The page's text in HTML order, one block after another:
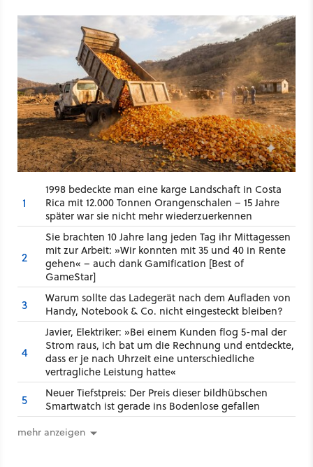
1
1998 bedeckte man eine karge Landschaft in Costa
Rica mit 12.000 Tonnen Orangenschalen – 15 Jahre
später war sie nicht mehr wiederzuerkennen
2
Sie brachten 10 Jahre lang jeden Tag ihr Mittagessen
mit zur Arbeit: »Wir konnten mit 35 und 40 in Rente
gehen« – auch dank Gamification [Best of
GameStar]
3
Warum sollte das Ladegerät nach dem Aufladen von
Handy, Notebook & Co. nicht eingesteckt bleiben?
4
Javier, Elektriker: »Bei einem Kunden flog 5-mal der
Strom raus, ich bat um die Rechnung und entdeckte,
dass er je nach Uhrzeit eine unterschiedliche
vertragliche Leistung hatte«
5
Neuer Tiefstpreis: Der Preis dieser bildhübschen
Smartwatch ist gerade ins Bodenlose gefallen
mehr anzeigen